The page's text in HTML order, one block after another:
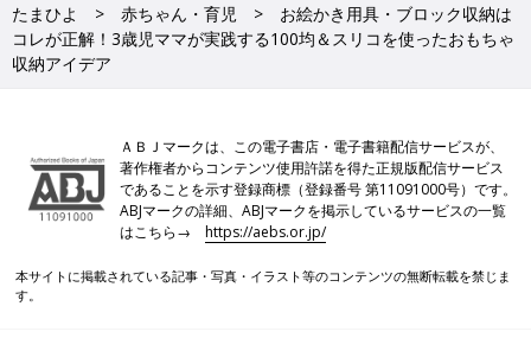
たまひよ 赤ちゃん・育児
お絵かき用具・ブロック収納は
コレが正解！3歳児ママが実践する100均＆スリコを使ったおもちゃ
収納アイデア
ＡＢＪマークは、この電子書店・電子書籍配信サービスが、
著作権者からコンテンツ使用許諾を得た正規版配信サービス
であることを示す登録商標（登録番号 第11091000号）です。
ABJマークの詳細、ABJマークを掲示しているサービスの一覧
はこちら→https://aebs.or.jp/
本サイトに掲載されている記事・写真・イラスト等のコンテンツの無断転載を禁じま
す。